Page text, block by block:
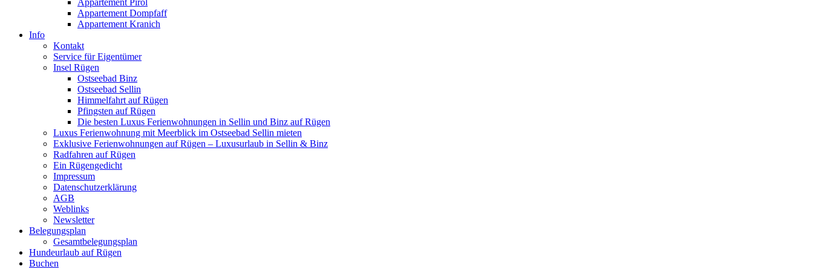
Appartement Pirol
Appartement Dompfaff
Appartement Kranich
Info
Kontakt
Service für Eigentümer
Insel Rügen
Ostseebad Binz
Ostseebad Sellin
Himmelfahrt auf Rügen
Pfingsten auf Rügen
Die besten Luxus Ferienwohnungen in Sellin und Binz auf Rügen
Luxus Ferienwohnung mit Meerblick im Ostseebad Sellin mieten
Exklusive Ferienwohnungen auf Rügen – Luxusurlaub in Sellin & Binz
Radfahren auf Rügen
Ein Rügengedicht
Impressum
Datenschutzerklärung
AGB
Weblinks
Newsletter
Belegungsplan
Gesamtbelegungsplan
Hundeurlaub auf Rügen
Buchen